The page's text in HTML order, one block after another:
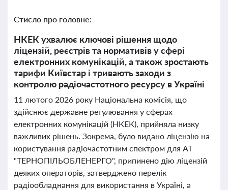
Стисло про головне:
НКЕК ухвалює ключові рішення щодо
ліцензій, реєстрів та нормативів у сфері
електронних комунікацій, а також зростають
тарифи Київстар і тривають заходи з
контролю радіочастотного ресурсу в Україні
11 лютого 2026 року Національна комісія, що
здійснює державне регулювання у сферах
електронних комунікацій (НКЕК), прийняла низку
важливих рішень. Зокрема, було видано ліцензію на
користування радіочастотним спектром для АТ
"ТЕРНОПІЛЬОБЛЕНЕРГО", припинено дію ліцензій
деяких операторів, затверджено перелік
радіообладнання для використання в Україні, а